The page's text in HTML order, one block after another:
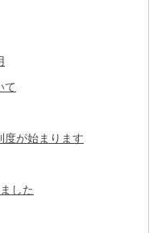
て
が始まります
した